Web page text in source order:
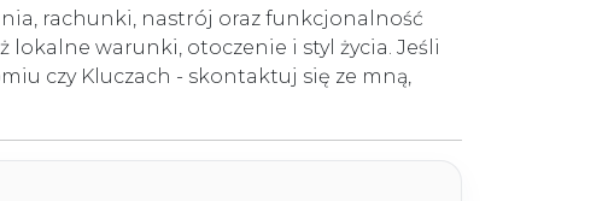
rachunki, nastrój oraz funkcjonalność
warunki, otoczenie i styl życia. Jeśli
czy Kluczach - skontaktuj się ze mną,